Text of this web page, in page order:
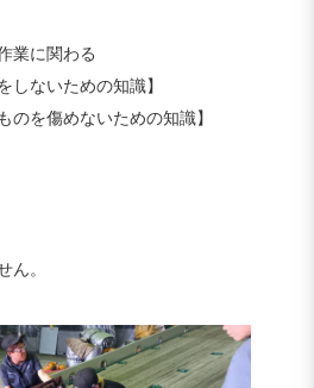
業に関わる
ないための知識】
のを傷めないための知識】
ん。